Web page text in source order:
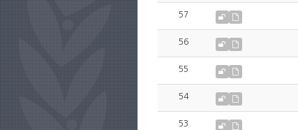
57
56
55
54
53